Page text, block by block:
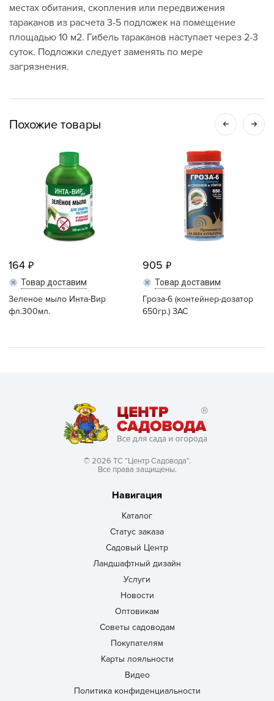
местах обитания, скопления или передвижения
тараканов из расчета 3-5 подложек на помещение
площадью 10 м2. Гибель тараканов наступает через 2-3
суток. Подложки следует заменять по мере
загрязнения.
Похожие товары
164
Товар доставим
Зеленое мыло Инта-Вир
фл.300мл.
905
Товар доставим
Гроза-6 (контейнер-дозатор
650гр.) ЗАС
© 2026 ТС “Центр Садовода”.
Все права защищены.
Навигация
Каталог
Статус заказа
Садовый Центр
Ландшафтный дизайн
Услуги
Новости
Оптовикам
Советы садоводам
Покупателям
Карты лояльности
Видео
Политика конфиденциальности